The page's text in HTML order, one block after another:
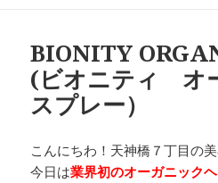
BIONITY
(ビオニティ オ
スプレー）
こんにちわ！天神橋７丁目の
今日は業界初のオーガニック